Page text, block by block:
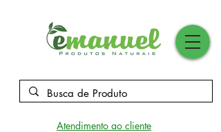
Atendimento ao cliente